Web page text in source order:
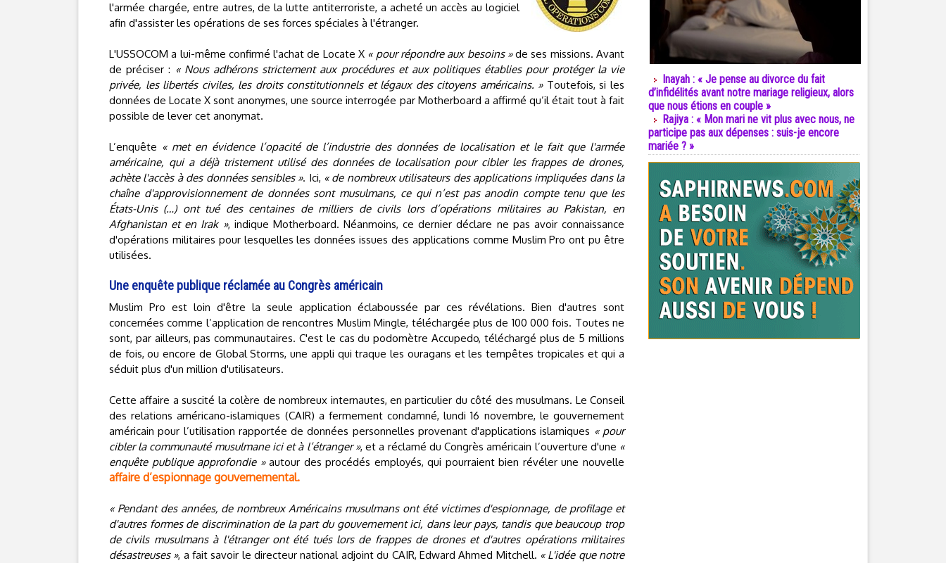
l'armée chargée, entre autres, de la lutte antiterroriste, a acheté un accès au logiciel
afin d'assister les opérations de ses forces spéciales à l'étranger.
L'USSOCOM a lui-même confirmé l'achat de Locate X « pour répondre aux besoins »de ses missions. Avant
de préciser : « Nous adhérons strictement aux procédures et aux politiques établies pour protéger la vie
privée, les libertés civiles, les droits constitutionnels et légaux des citoyens américains. »Toutefois, si les
données de Locate X sont anonymes, une source interrogée par Motherboard a affirmé qu’il était tout à fait
possible de lever cet anonymat.
L’enquête « met en évidence l’opacité de l’industrie des données de localisation et le fait que l'armée
américaine, qui a déjà tristement utilisé des données de localisation pour cibler les frappes de drones,
achète l'accès à des données sensibles ». Ici, « de nombreux utilisateurs des applications impliquées dans la
chaîne d'approvisionnement de données sont musulmans, ce qui n’est pas anodin compte tenu que les
États-Unis (…) ont tué des centaines de milliers de civils lors d’opérations militaires au Pakistan, en
Afghanistan et en Irak », indique Motherboard. Néanmoins, ce dernier déclare ne pas avoir connaissance
d'opérations militaires pour lesquelles les données issues des applications comme Muslim Pro ont pu être
utilisées.
Une enquête publique réclamée au Congrès américain
Muslim Pro est loin d'être la seule application éclaboussée par ces révélations. Bien d'autres sont
concernées comme l’application de rencontres Muslim Mingle, téléchargée plus de 100 000 fois. Toutes ne
sont, par ailleurs, pas communautaires. C'est le cas du podomètre Accupedo, téléchargé plus de 5 millions
de fois, ou encore de Global Storms, une appli qui traque les ouragans et les tempêtes tropicales et qui a
séduit plus d'un million d'utilisateurs.
Cette affaire a suscité la colère de nombreux internautes, en particulier du côté des musulmans. Le Conseil
des relations américano-islamiques (CAIR) a fermement condamné, lundi 16 novembre, le gouvernement
américain pour l’utilisation rapportée de données personnelles provenant d'applications islamiques « pour
cibler la communauté musulmane ici et à l’étranger », et a réclamé du Congrès américain l’ouverture d'une «
enquête publique approfondie »autour des procédés employés, qui pourraient bien révéler une nouvelle
affaire d’espionnage gouvernemental.
« Pendant des années, de nombreux Américains musulmans ont été victimes d'espionnage, de profilage et
d'autres formes de discrimination de la part du gouvernement ici, dans leur pays, tandis que beaucoup trop
de civils musulmans à l'étranger ont été tués lors de frappes de drones et d'autres opérations militaires
désastreuses », a fait savoir le directeur national adjoint du CAIR, Edward Ahmed Mitchell. « L'idée que notre
Inayah : « Je pense au divorce du fait
d’infidélités avant notre mariage religieux, alors
que nous étions en couple »
Rajiya : « Mon mari ne vit plus avec nous, ne
participe pas aux dépenses : suis-je encore
mariée ? »